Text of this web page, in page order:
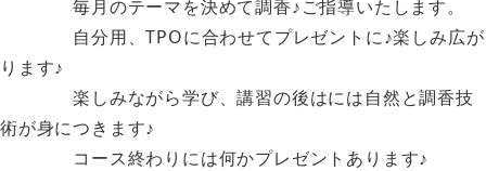
毎月のテーマを決めて調香♪ご指導いたします。
自分用、TPOに合わせてプレゼントに♪楽しみ広が
ります♪
楽しみながら学び、講習の後はには自然と調香技
術が身につきます♪
コース終わりには何かプレゼントあります♪